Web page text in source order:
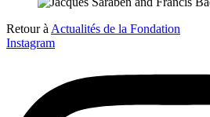
Retour à Actualités de la Fondation
Instagram